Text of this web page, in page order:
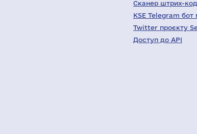
Сканер штрих-
KSE Telegram бот
Twitter проєкту
Доступ до API